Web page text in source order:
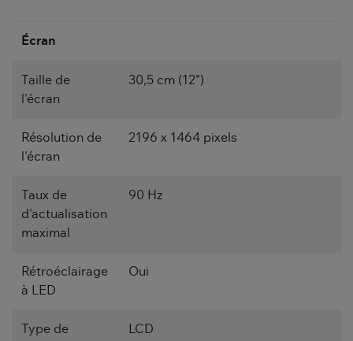
Écran
Taille de
l'écran
30,5 cm (12")
Résolution de
l'écran
2196 x 1464 pixels
Taux de
d'actualisation
maximal
90 Hz
Rétroéclairage
à LED
Oui
Type de
LCD